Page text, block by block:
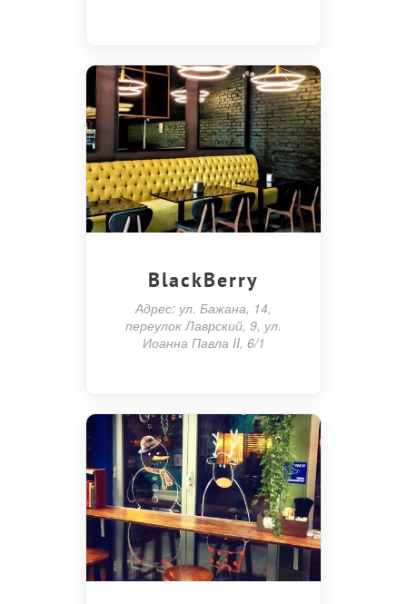
BlackBerry
Адрес: ул. Бажана, 14,
переулок Лаврский, 9, ул.
Иоанна Павла II, 6/1